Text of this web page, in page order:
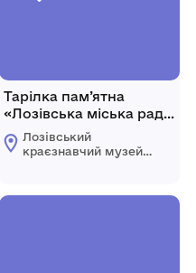
Тарілка пам’ятна
«Лозівська міська рада.
50 років ЛКМЗ»
Лозівський
краєзнавчий музей
області